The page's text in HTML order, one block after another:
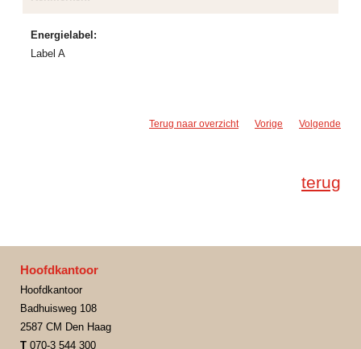
Energielabel:
Label A
Terug naar overzicht Vorige Volgende
terug
Hoofdkantoor
Hoofdkantoor
Badhuisweg 108
2587 CM Den Haag
T 070-3 544 300